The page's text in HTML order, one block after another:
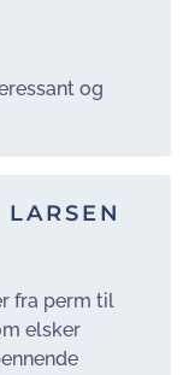
og
fra perm til
elsker